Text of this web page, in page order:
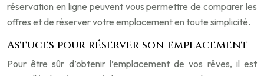
réservation en ligne peuvent vous permettre de comparer les
offres et de réserver votre emplacement en toute simplicité.
Astuces pour réserver son emplacement
Pour être sûr d’obtenir l’emplacement de vos rêves, il est